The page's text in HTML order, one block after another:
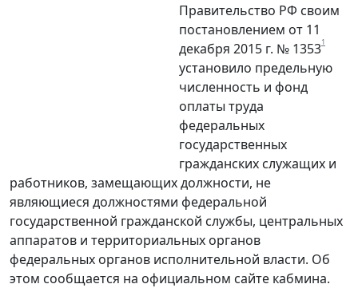
Правительство РФ своим
постановлением от 11
декабря 2015 г. № 13531
установило предельную
численность и фонд
оплаты труда
федеральных
государственных
гражданских служащих и
работников, замещающих должности, не
являющиеся должностями федеральной
государственной гражданской службы, центральных
аппаратов и территориальных органов
федеральных органов исполнительной власти. Об
этом сообщается на официальном сайте кабмина.